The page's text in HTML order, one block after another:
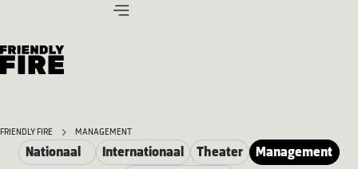
FRIENDLY FIRE MANAGEMENT
Nationaal Internationaal Theater
Management